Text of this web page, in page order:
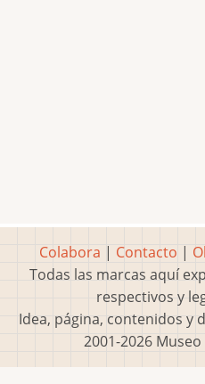
Colabora | Contacto |
Todas las marcas aquí
respectivos y
Idea, página, contenidos y
2001-2026